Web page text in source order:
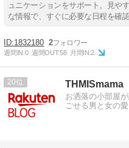
ュニケーションをサポート。見や
な情報で、すぐに必要な日程を確
1832180 2
週間IN:0 週間OUT:58 月間IN:2
20 THMISmama
お洒落の小部屋
ごせる男と女の愛